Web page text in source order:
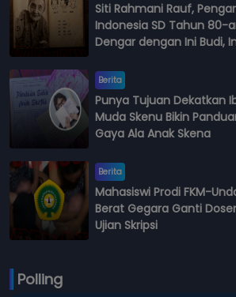
Siti Rahmani Rauf,
Indonesia SD Tahun 80-
Dengar dengan Ini Budi,
Berita
Punya Tujuan Dekatkan
Muda Skenu Bikin
Gaya Ala Anak Skena
Berita
Mahasiswi Prodi FKM-
Berat Gegara Ganti
Ujian Skripsi
Polling